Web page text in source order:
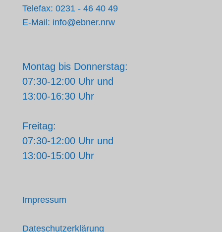
Telefax: 0231 - 46 40 49
E-Mail: info@ebner.nrw
Montag bis Donnerstag:
07:30-12:00 Uhr und
13:00-16:30 Uhr
Freitag:
07:30-12:00 Uhr und
13:00-15:00 Uhr
Impressum
Dateschutzerklärung